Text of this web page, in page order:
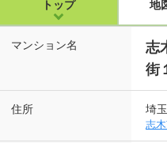
トップ 地
マンション名
志
街
住所 埼
志